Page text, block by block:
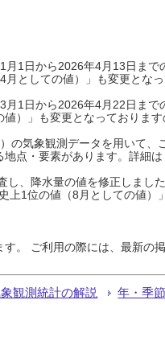
1日から2026年4月13日まで
としての値）」も変更とな
1日から2026年4月22日まで
）」も変更となっておりま
の気象観測データを用いて、
点・要素があります。詳細は
、降水量の値を修正しまし
上1位の値（8月としての値
。 ご利用の際には、最新の
観測統計の解説 年・季